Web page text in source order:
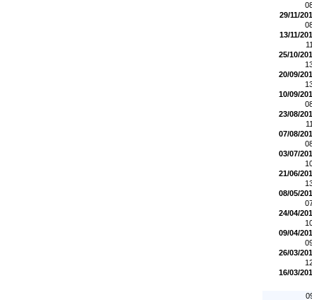
29/11/
13/11/
25/10/
20/09/
10/09/
23/08/
07/08/
03/07/
21/06/
08/05/
24/04/
09/04/
26/03/
16/03/